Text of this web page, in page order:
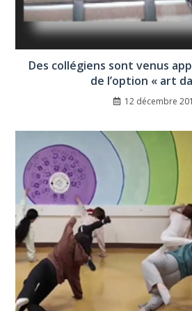
Des collégiens sont venus
de l’option « art
12 décembre